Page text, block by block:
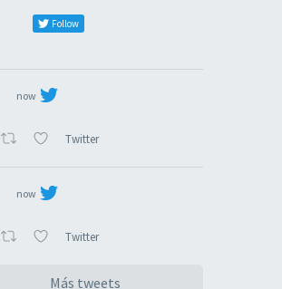
Follow
now
Twitter
now
Twitter
Más tweets